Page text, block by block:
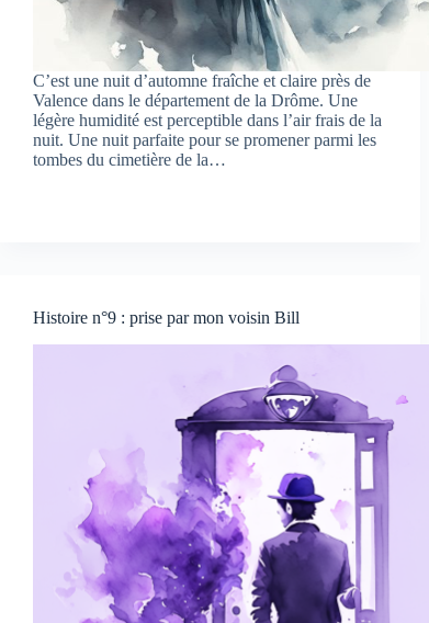
C’est une nuit d’automne fraîche et claire près de
Valence dans le département de la Drôme. Une
légère humidité est perceptible dans l’air frais de la
nuit. Une nuit parfaite pour se promener parmi les
tombes du cimetière de la…
Histoire n°9 : prise par mon voisin Bill